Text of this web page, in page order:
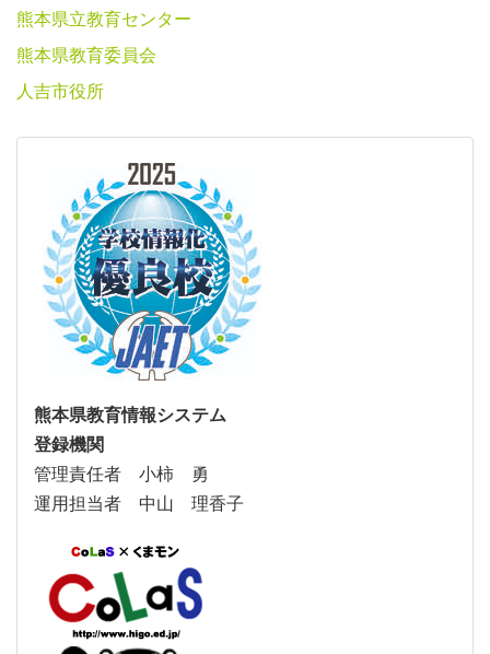
熊本県立教育センター
熊本県教育委員会
人吉市役所
熊本県教育情報システム
登録機関
管理責任者 小柿 勇
運用担当者 中山 理香子